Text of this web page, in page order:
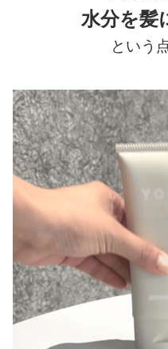
水分を髪
という